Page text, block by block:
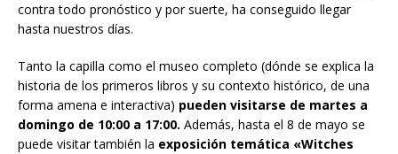
contra todo pronóstico y por suerte, ha conseguido llegar
hasta nuestros días.
Tanto la capilla como el museo completo (dónde se explica la
historia de los primeros libros y su contexto histórico, de una
forma amena e interactiva) pueden visitarse de martes a
domingo de 10:00 a 17:00. Además, hasta el 8 de mayo se
puede visitar también la exposición temática «Witches